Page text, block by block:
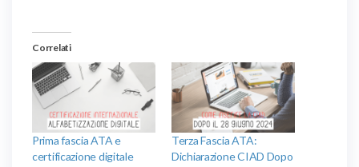
Correlati
Prima fascia ATA e
certificazione digitale
Terza Fascia ATA:
Dichiarazione CIAD Dopo